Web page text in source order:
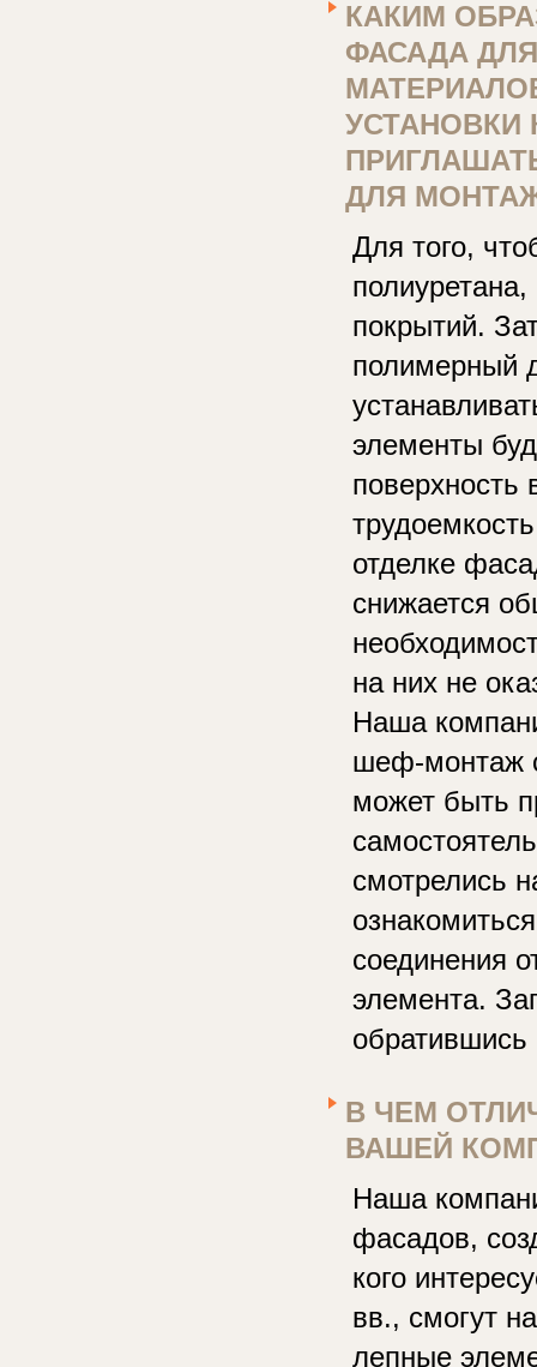
КАКИМ
ФАСАДА
ДЛЯ
Для того,
покрытий.
полимерный
элементы
поверхность
отделке
снижается
на них не
Наша
шеф-монтаж
может быть
смотрелись
соединения
элемента.
В ЧЕМ
ВАШЕЙ
Наша
фасадов,
кого
вв., смогут
лепные